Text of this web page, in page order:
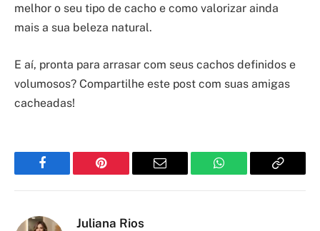
melhor o seu tipo de cacho e como valorizar ainda
mais a sua beleza natural.
E aí, pronta para arrasar com seus cachos definidos e
volumosos? Compartilhe este post com suas amigas
cacheadas!
Facebook Pinterest Email WhatsApp Copy
Juliana Rios